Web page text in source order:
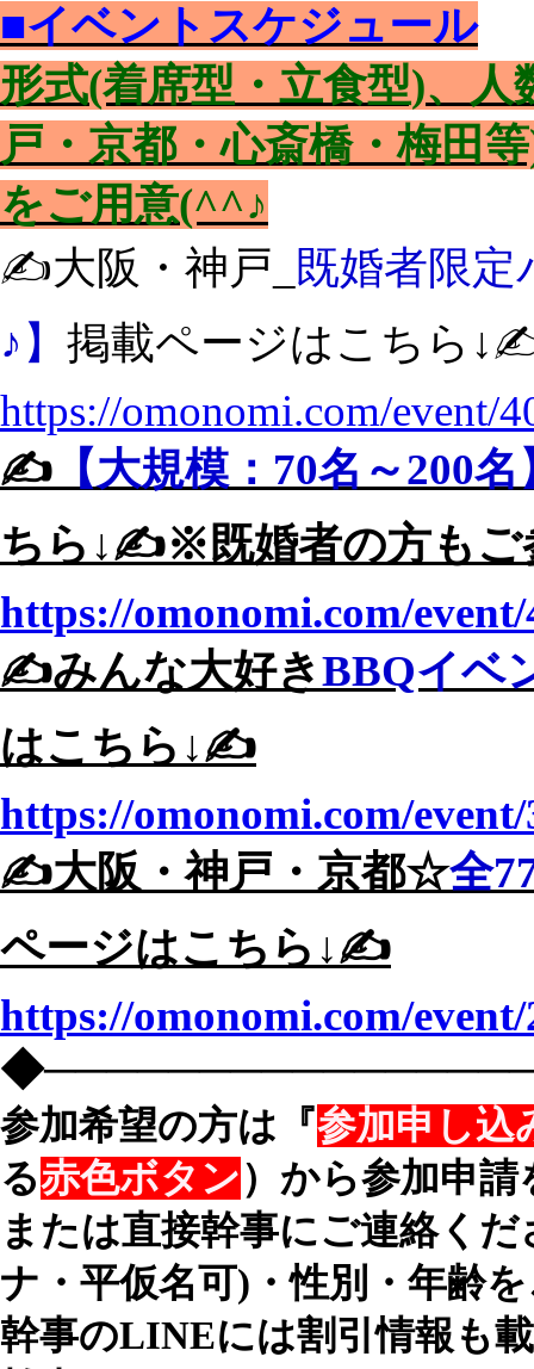
■イベントスケジュール
形式(着席型・立食型)、
戸・京都・心斎橋・梅田
をご用意(^^♪
✍️大阪・神戸_
既婚者限
♪】 掲載ページはこちら
https://omonomi.com/event/
✍️ 【大規模：70名～200
ちら↓✍️※既婚者の方もご
https://omonomi.com/
✍️みんな大好きBBQイベ
はこちら↓✍️
https://omonomi.com/
✍️大阪・神戸・京都☆全
ページはこちら↓✍️
https://omonomi.com/
参加希望の方は『参加申し込
る赤色ボタン）から参加申
または直接幹事にご連絡く
ナ・平仮名可)・性別・年齢
幹事のLINEには割引情報も